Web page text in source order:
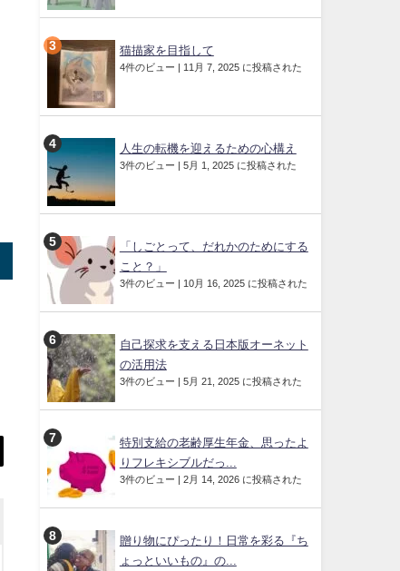
猫描家を目指して
4件のビュー | 11月 7, 2025 に投稿された
人生の転機を迎えるための心構え
3件のビュー | 5月 1, 2025 に投稿された
「しごとって、だれかのためにする
こと？」
3件のビュー | 10月 16, 2025 に投稿された
自己探求を支える日本版オーネット
の活用法
3件のビュー | 5月 21, 2025 に投稿された
特別支給の老齢厚生年金、思ったよ
りフレキシブルだっ...
3件のビュー | 2月 14, 2026 に投稿された
贈り物にぴったり！日常を彩る『ち
ょっといいもの』の...